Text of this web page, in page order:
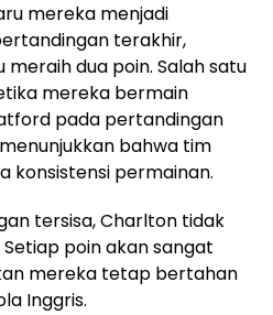
mereka menjadi
terakhir,
dua poin. Salah satu
mereka bermain
pada pertandingan
bahwa tim
konsistensi permainan.
tersisa, Charlton tidak
poin akan sangat
mereka tetap bertahan
Inggris.